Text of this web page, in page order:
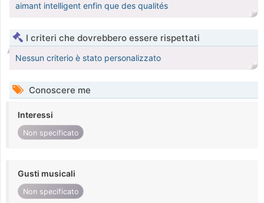
aimant intelligent enfin que des qualités
I criteri che dovrebbero essere rispettati
Nessun criterio è stato personalizzato
Conoscere me
Interessi
Non specificato
Gusti musicali
Non specificato